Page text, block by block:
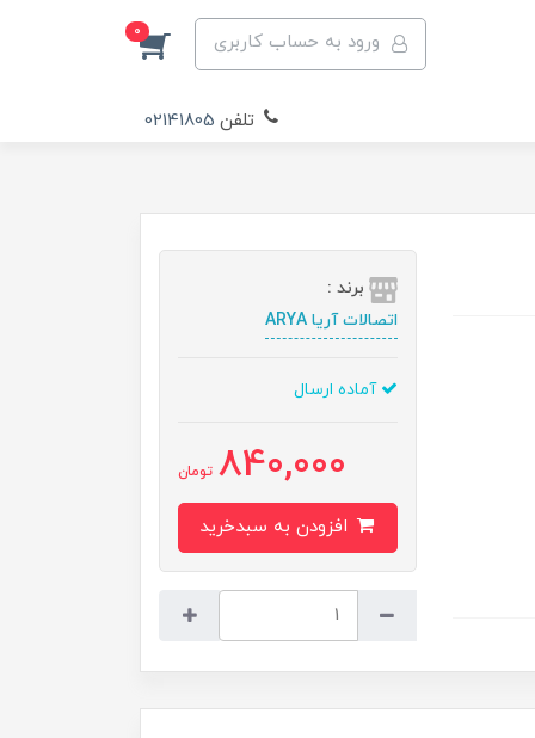
ورود به حساب کاربری 0
تلفن 02141805
برند :
اتصالات آریا ARYA
آماده ارسال
840,000 تومان